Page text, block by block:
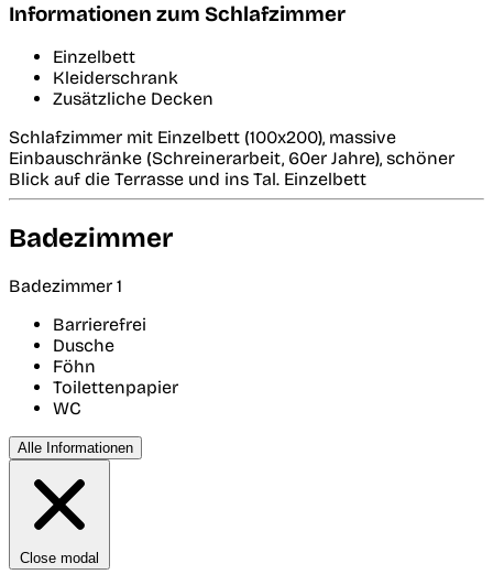
Informationen zum Schlafzimmer
Einzelbett
Kleiderschrank
Zusätzliche Decken
Schlafzimmer mit Einzelbett (100x200), massive
Einbauschränke (Schreinerarbeit, 60er Jahre), schöner
Blick auf die Terrasse und ins Tal. Einzelbett
Badezimmer
Badezimmer 1
Barrierefrei
Dusche
Föhn
Toilettenpapier
WC
Alle Informationen
Close modal